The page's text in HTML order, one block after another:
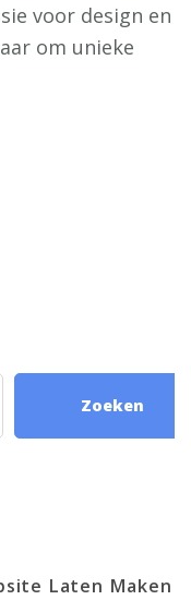
voor design en
om unieke
Zoeken
Laten Maken